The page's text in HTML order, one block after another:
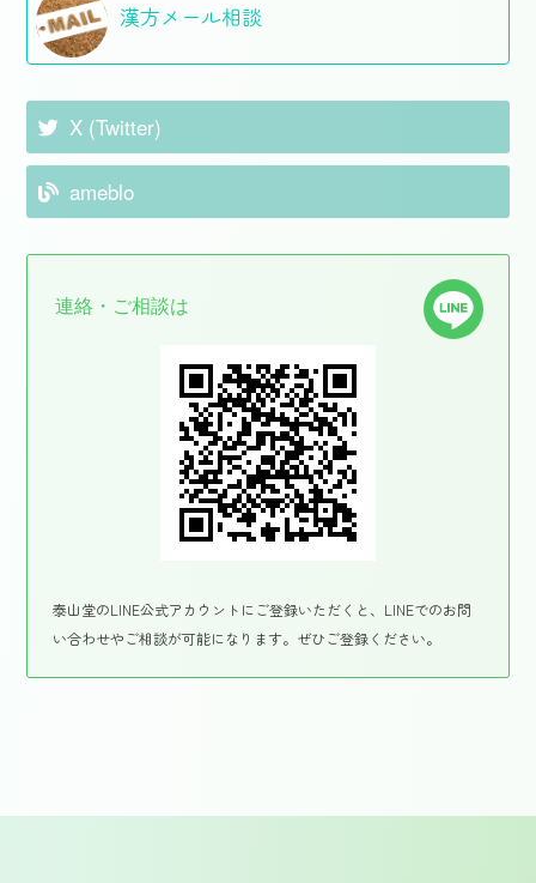
漢方メール相談
X (Twitter)
ameblo
連絡・ご相談は
泰山堂のLINE公式アカウントにご登録いただくと、LINEでのお問
い合わせやご相談が可能になります。ぜひご登録ください。